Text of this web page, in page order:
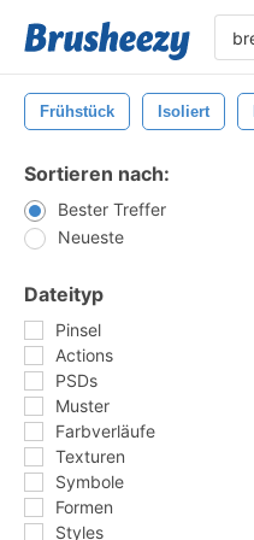
Frühstück Isoliert
Sortieren nach:
Bester Treffer
Neueste
Dateityp
Pinsel
Actions
PSDs
Muster
Farbverläufe
Texturen
Symbole
Formen
Styles